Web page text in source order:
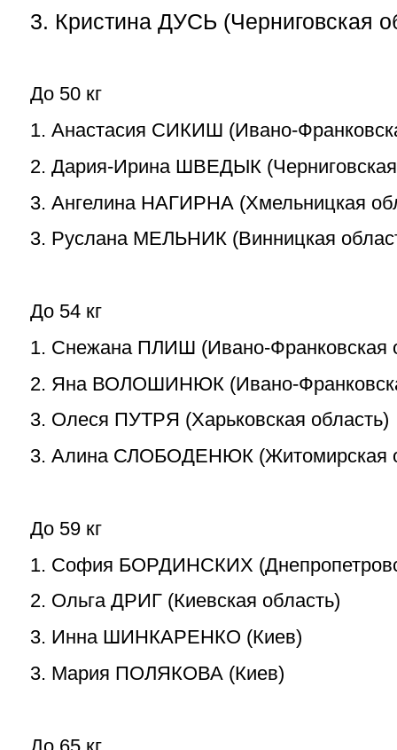
3. Кристина ДУСЬ (Черниговская
До 50 кг
1. Анастасия СИКИШ (Ивано-
2. Дария-Ирина ШВЕДЫК (Черниговская
3. Ангелина НАГИРНА (Хмельницкая
3. Руслана МЕЛЬНИК (Винницкая
До 54 кг
1. Снежана ПЛИШ (Ивано-Франковская
2. Яна ВОЛОШИНЮК (Ивано-
3. Олеся ПУТРЯ (Харьковская область)
3. Алина СЛОБОДЕНЮК (Житомирская
До 59 кг
1. София БОРДИНСКИХ
2. Ольга ДРИГ (Киевская область)
3. Инна ШИНКАРЕНКО (Киев)
3. Мария ПОЛЯКОВА (Киев)